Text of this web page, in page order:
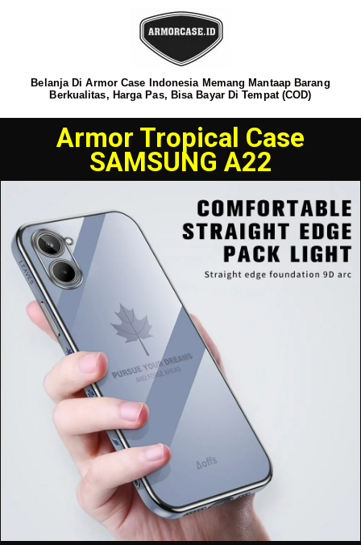
Belanja Di Armor Case Indonesia Memang Mantaap Barang
Berkualitas, Harga Pas, Bisa Bayar Di Tempat (COD)
Armor Tropical Case
SAMSUNG A22